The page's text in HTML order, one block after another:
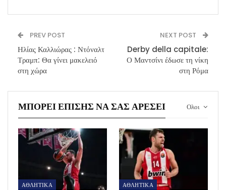
PREV POST
Ηλίας Καλλιώρας : Ντόναλτ
Τραμπ: Θα γίνει μακελειό
στη χώρα
NEXT POST
Derby della capitale:
Ο Μαντσίνι έδωσε τη νίκη
στη Ρόμα
Ολοι
ΜΠΟΡΕΊ ΕΠΊΣΗΣ ΝΑ ΣΑΣ ΑΡΈΣΕΙ
ΑΘΛΗΤΙΚΑ ΑΘΛΗΤΙΚΑ